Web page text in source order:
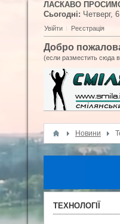
ЛАСКАВО
Сьогодні: Четверг, 6
Увійти Реєстрація
Добро
(если разместить сюда
запросив виступити на день
Новини
ТЕХНОЛОГІЇ